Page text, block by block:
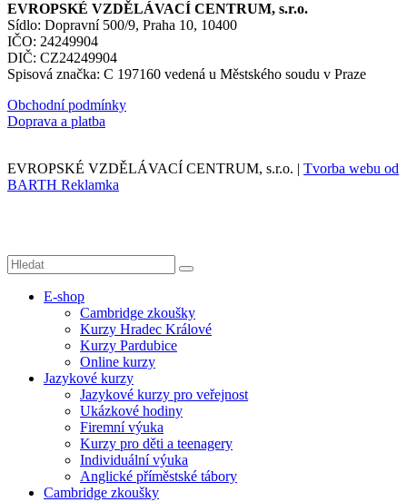
EVROPSKÉ VZDĚLÁVACÍ CENTRUM, s.r.o.
Sídlo: Dopravní 500/9, Praha 10, 10400
IČO: 24249904
DIČ: CZ24249904
Spisová značka: C 197160 vedená u Městského soudu v Praze
Obchodní podmínky
Doprava a platba
EVROPSKÉ VZDĚLÁVACÍ CENTRUM, s.r.o. | Tvorba webu od
BARTH Reklamka
E-shop
Cambridge zkoušky
Kurzy Hradec Králové
Kurzy Pardubice
Online kurzy
Jazykové kurzy
Jazykové kurzy pro veřejnost
Ukázkové hodiny
Firemní výuka
Kurzy pro děti a teenagery
Individuální výuka
Anglické příměstské tábory
Cambridge zkoušky